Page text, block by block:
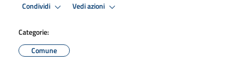
Condividi Vedi azioni
Categorie:
Comune